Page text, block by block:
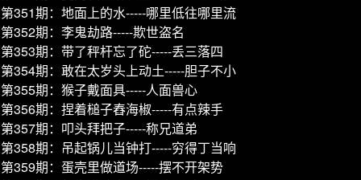
第351期：地面上的水-----哪里低往哪里流
第352期：李鬼劫路-----欺世盗名
第353期：带了秤杆忘了砣-----丢三落四
第354期：敢在太岁头上动土-----胆子不小
第355期：猴子戴面具-----人面兽心
第356期：捏着槌子舂海椒-----有点辣手
第357期：叩头拜把子-----称兄道弟
第358期：吊起锅儿当钟打-----穷得丁当响
第359期：蛋壳里做道场-----摆不开架势